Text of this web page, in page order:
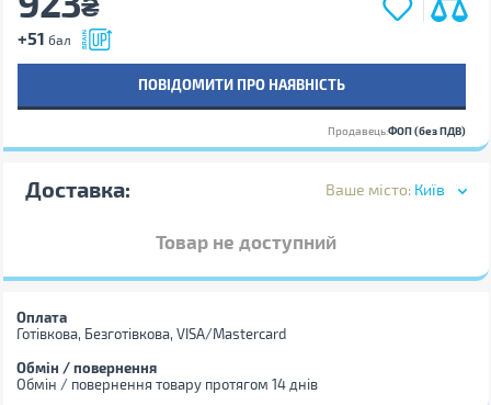
+51 бал
ПОВІДОМИТИ ПРО НАЯВНІСТЬ
Продавець:ФОП (без ПДВ)
Доставка: Ваше місто: Київ
Товар не доступний
Оплата
Готівкова, Безготівкова, VISA/Mastercard
Обмін / повернення
Обмін / повернення товару протягом 14 днів